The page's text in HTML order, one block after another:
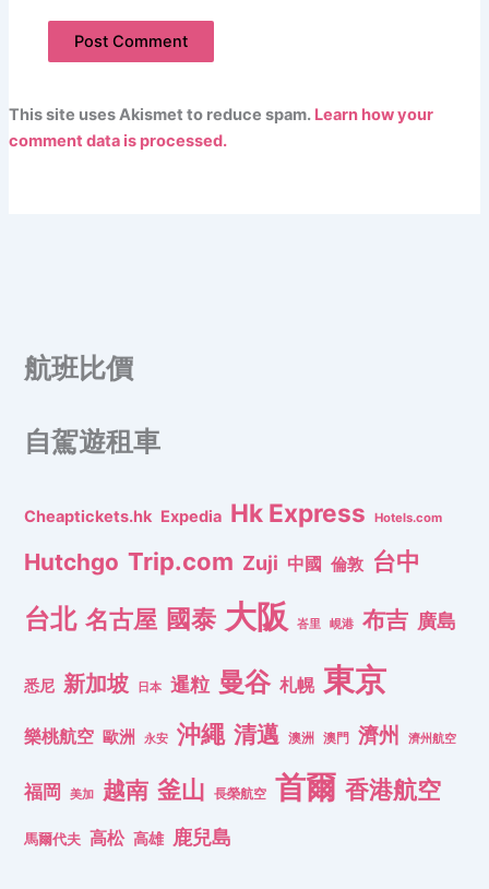
This site uses Akismet to reduce spam. Learn how your
comment data is processed.
航班比價
自駕遊租車
Cheaptickets.hk Expedia Hk Express Hotels.com
Hutchgo Trip.com Zuji 中國 倫敦 台中
台北 名古屋 國泰 大阪 峇里 峴港 布吉 廣島
悉尼 新加坡 日本 暹粒 曼谷 札幌 東京
樂桃航空 歐洲 永安 沖繩 清邁 澳洲 澳門 濟州 濟州航空
福岡 美加 越南 釜山 長榮航空 首爾 香港航空
馬爾代夫 高松 高雄 鹿兒島